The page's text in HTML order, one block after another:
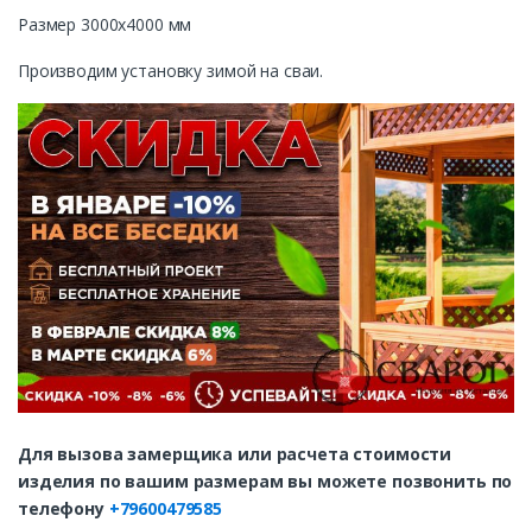
Размер 3000х4000 мм
Производим установку зимой на сваи.
Для вызова замерщика или расчета стоимости
изделия по вашим размерам вы можете позвонить по
телефону +79600479585